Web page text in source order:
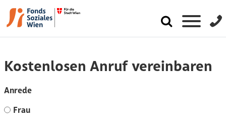
Kostenlosen Anruf vereinbaren
Leave
field
Anrede
Frau